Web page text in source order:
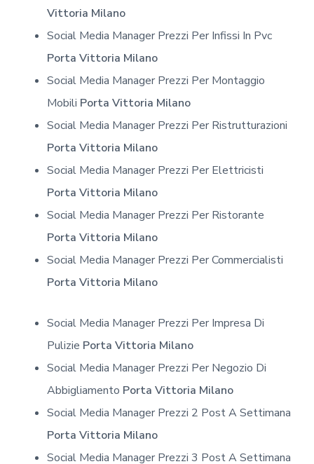
Vittoria Milano
Social Media Manager Prezzi Per Infissi In Pvc
Porta Vittoria Milano
Social Media Manager Prezzi Per Montaggio
Mobili Porta Vittoria Milano
Social Media Manager Prezzi Per Ristrutturazioni
Porta Vittoria Milano
Social Media Manager Prezzi Per Elettricisti
Porta Vittoria Milano
Social Media Manager Prezzi Per Ristorante
Porta Vittoria Milano
Social Media Manager Prezzi Per Commercialisti
Porta Vittoria Milano
Social Media Manager Prezzi Per Impresa Di
Pulizie Porta Vittoria Milano
Social Media Manager Prezzi Per Negozio Di
Abbigliamento Porta Vittoria Milano
Social Media Manager Prezzi 2 Post A Settimana
Porta Vittoria Milano
Social Media Manager Prezzi 3 Post A Settimana